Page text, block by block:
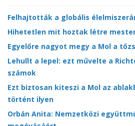
Felhajtották a globális
Hihetetlen mit hoztak létre
Egyelőre nagyot megy a Mol a
Lehullt a lepel: ezt művelte a
számok
Ezt biztosan kiteszi a Mol az
történt ilyen
Orbán Anita: Nemzetközi